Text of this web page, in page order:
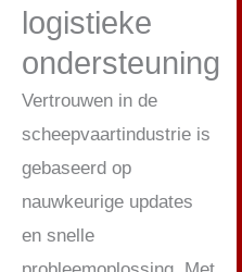
logistieke
ondersteuning
Vertrouwen in de
scheepvaartindustrie is
gebaseerd op
nauwkeurige updates
en snelle